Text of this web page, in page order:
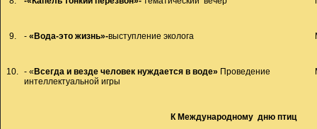
9. - «Вода-это жизнь»-выступление эколога
10. - « Всегда и везде человек нуждается в воде» Проведение
интеллектуальной игры
К Международному дню птиц